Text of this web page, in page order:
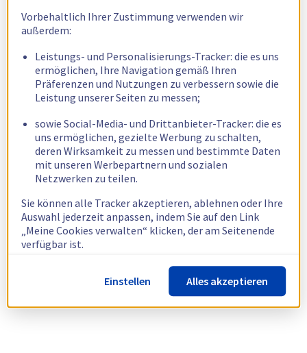
Vorbehaltlich Ihrer Zustimmung verwenden wir
außerdem:
Leistungs- und Personalisierungs-Tracker: die es uns
ermöglichen, Ihre Navigation gemäß Ihren
Präferenzen und Nutzungen zu verbessern sowie die
Leistung unserer Seiten zu messen;
sowie Social-Media- und Drittanbieter-Tracker: die es
uns ermöglichen, gezielte Werbung zu schalten,
deren Wirksamkeit zu messen und bestimmte Daten
mit unseren Werbepartnern und sozialen
Netzwerken zu teilen.
Sie können alle Tracker akzeptieren, ablehnen oder Ihre
Auswahl jederzeit anpassen, indem Sie auf den Link
„Meine Cookies verwalten“ klicken, der am Seitenende
verfügbar ist.
Weitere Informationen finden Sie in unsererRichtlinie
zur Verwendung von Cookies.
Einstellen Alles akzeptieren